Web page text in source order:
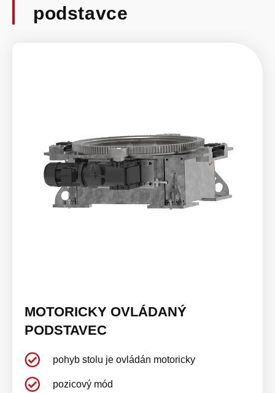
podstavce
MOTORICKY OVLÁDANÝ
PODSTAVEC
pohyb stolu je ovládán motoricky
pozicový mód